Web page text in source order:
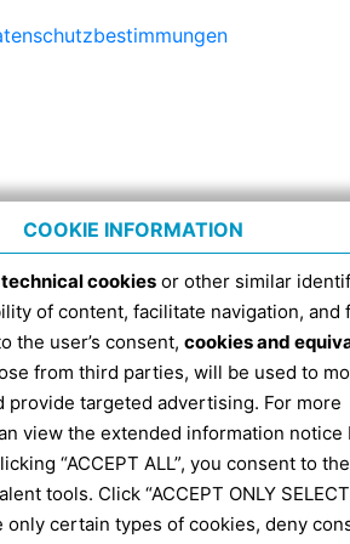
COOKIE INFORMATION
technical cookies or other similar
of content, facilitate navigation, and
the user’s consent, cookies and
from third parties, will be used to
provide targeted advertising. For more
view the extended information notice
“ACCEPT ALL”, you consent to
tools. Click “ACCEPT ONLY
only certain types of cookies, deny